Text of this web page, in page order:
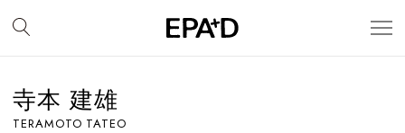
寺本 建雄
TERAMOTO TATEO